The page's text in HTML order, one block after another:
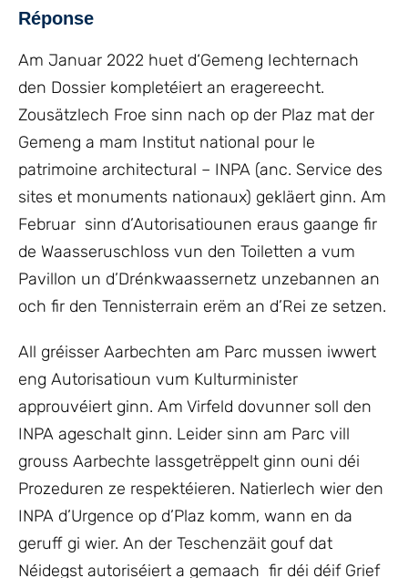
Réponse
Am Januar 2022 huet d‘Gemeng Iechternach
den Dossier kompletéiert an eragereecht.
Zousätzlech Froe sinn nach op der Plaz mat der
Gemeng a mam Institut national pour le
patrimoine architectural – INPA (anc. Service des
sites et monuments nationaux) gekläert ginn. Am
Februar sinn d’Autorisatiounen eraus gaange fir
de Waasseruschloss vun den Toiletten a vum
Pavillon un d’Drénkwaassernetz unzebannen an
och fir den Tennisterrain erëm an d’Rei ze setzen.
All gréisser Aarbechten am Parc mussen iwwert
eng Autorisatioun vum Kulturminister
approuvéiert ginn. Am Virfeld dovunner soll den
INPA ageschalt ginn. Leider sinn am Parc vill
grouss Aarbechte lassgetrëppelt ginn ouni déi
Prozeduren ze respektéieren. Natierlech wier den
INPA d’Urgence op d’Plaz komm, wann en da
geruff gi wier. An der Teschenzäit gouf dat
Néidegst autoriséiert a gemaach fir déi déif Grief